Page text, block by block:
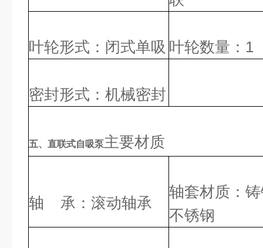
叶轮形式 ：闭式单吸 叶轮数量 ： 1
密封形式 ：机械密封
五、直联式自吸泵主要材质
轴 承 ：滚动轴承
轴套材质 ：
不锈钢